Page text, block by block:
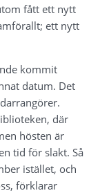
fått ett nytt
ett nytt
kommit
datum. Det
där
hösten är
tid för slakt. Så
istället, och
förklarar